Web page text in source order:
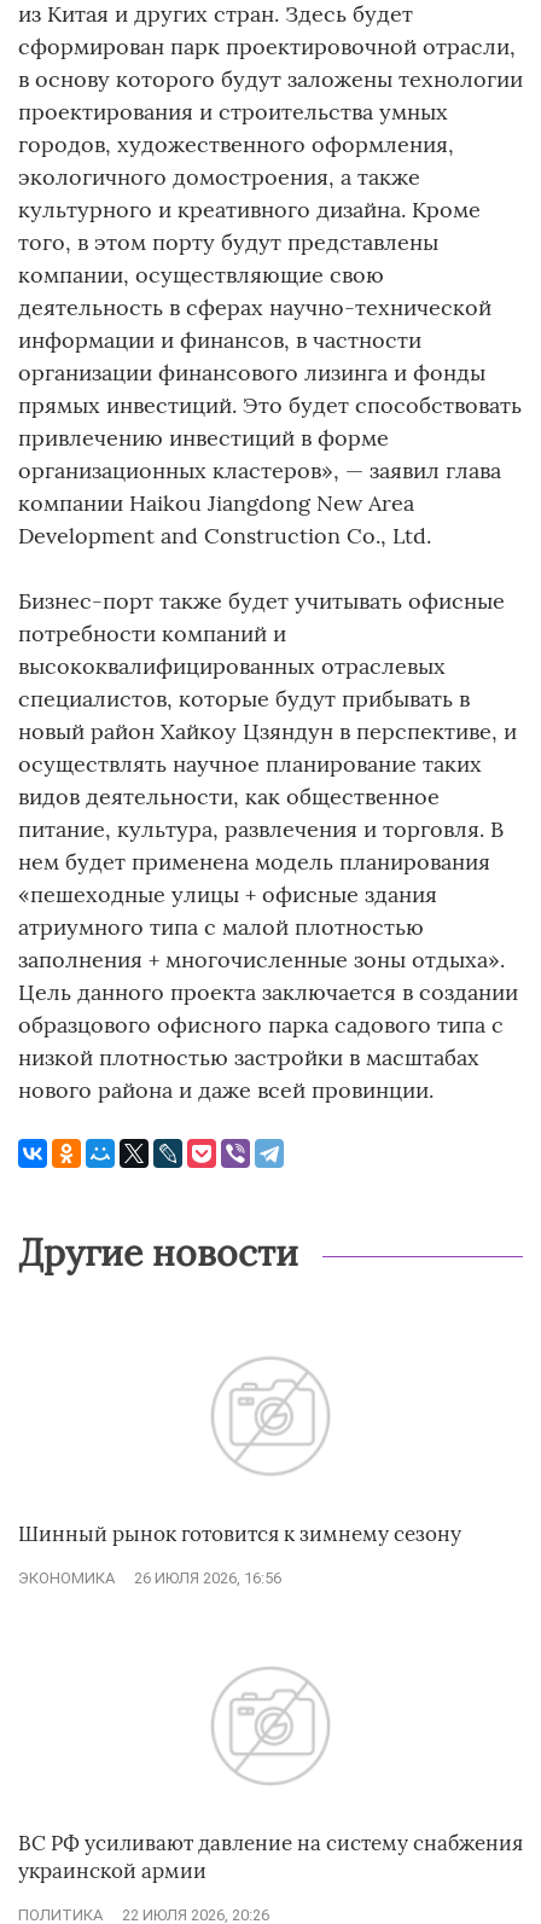
из Китая и других стран. Здесь будет
сформирован парк проектировочной отрасли,
в основу которого будут заложены технологии
проектирования и строительства умных
городов, художественного оформления,
экологичного домостроения, а также
культурного и креативного дизайна. Кроме
того, в этом порту будут представлены
компании, осуществляющие свою
деятельность в сферах научно-технической
информации и финансов, в частности
организации финансового лизинга и фонды
прямых инвестиций. Это будет способствовать
привлечению инвестиций в форме
организационных кластеров», — заявил глава
компании Haikou Jiangdong New Area
Development and Construction Co., Ltd.
Бизнес-порт также будет учитывать офисные
потребности компаний и
высококвалифицированных отраслевых
специалистов, которые будут прибывать в
новый район Хайкоу Цзяндун в перспективе, и
осуществлять научное планирование таких
видов деятельности, как общественное
питание, культура, развлечения и торговля. В
нем будет применена модель планирования
«пешеходные улицы + офисные здания
атриумного типа с малой плотностью
заполнения + многочисленные зоны отдыха».
Цель данного проекта заключается в создании
образцового офисного парка садового типа с
низкой плотностью застройки в масштабах
нового района и даже всей провинции.
Другие новости
Шинный рынок готовится к зимнему сезону
ЭКОНОМИКА 26 ИЮЛЯ 2026, 16:56
ВС РФ усиливают давление на систему снабжения
украинской армии
ПОЛИТИКА 22 ИЮЛЯ 2026, 20:26